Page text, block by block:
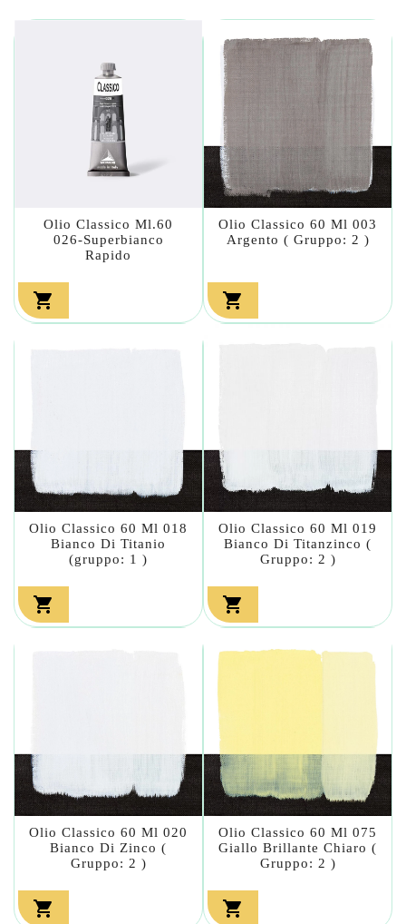
Olio Classico Ml.60
026-Superbianco
Rapido

Olio Classico 60 Ml 003
Argento ( Gruppo: 2 )

Olio Classico 60 Ml 018
Bianco Di Titanio
(gruppo: 1 )

Olio Classico 60 Ml 019
Bianco Di Titanzinco (
Gruppo: 2 )

Olio Classico 60 Ml 020
Bianco Di Zinco (
Gruppo: 2 )

Olio Classico 60 Ml 075
Giallo Brillante Chiaro (
Gruppo: 2 )
